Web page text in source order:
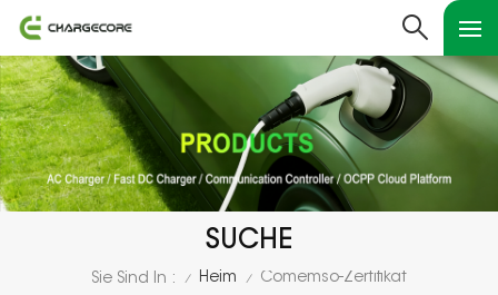
SUCHE
Sie Sind In : / Heim / Comemso-Zertifikat